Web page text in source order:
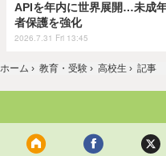
APIを年内に世界展開…未成
者保護を強化
2026.7.31 Fri 13:45
ホーム › 教育・受験 › 高校生 › 記事